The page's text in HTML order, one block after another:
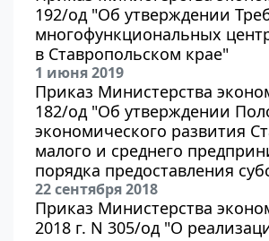
192/од "Об утверждении
многофункциональных
в Ставропольском крае"
1 июня 2019
Приказ Министерства
182/од "Об утверждении
экономического развития
малого и среднего
порядка предоставления
22 сентября 2018
Приказ Министерства
2018 г. N 305/од "О